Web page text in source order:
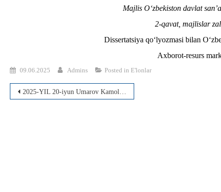
Majlis O‘zbekiston davlat
2-qavat, majlislar
Dissertatsiya qo‘lyozmasi bilan
Axborot-resurs
09.06.2025 Admins Posted in E'lonlar
Post
2025-YIL 20-iyun Umarov Kamoliddin Xusniddin o‘g‘lining dissertatsiyasi muhokamasi